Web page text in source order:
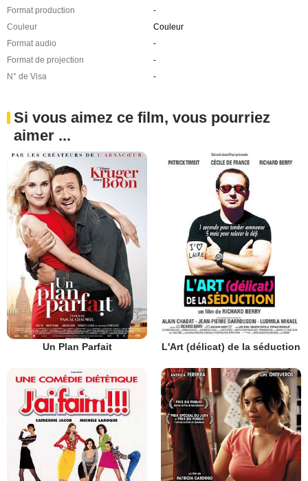
Format production
-
Couleur
Couleur
Format audio
-
Format de projection
-
N° de Visa
-
Si vous aimez ce film, vous pourriez
aimer ...
Un Plan Parfait L'Art (délicat) de la séduction